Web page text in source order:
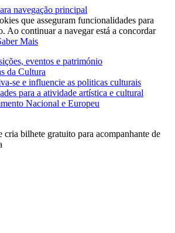
navegação principal
que asseguram funcionalidades para
Ao continuar a navegar está a concordar
Mais
eventos e património
da Cultura
se e influencie as politicas culturais
para a atividade artística e cultural
Nacional e Europeu
bilhete gratuito para acompanhante de